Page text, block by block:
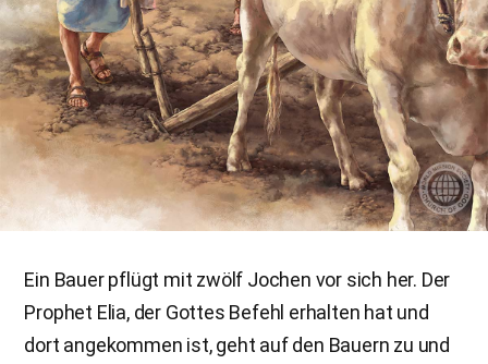
Ein Bauer pflügt mit zwölf Jochen vor sich her. Der
Prophet Elia, der Gottes Befehl erhalten hat und
dort angekommen ist, geht auf den Bauern zu und